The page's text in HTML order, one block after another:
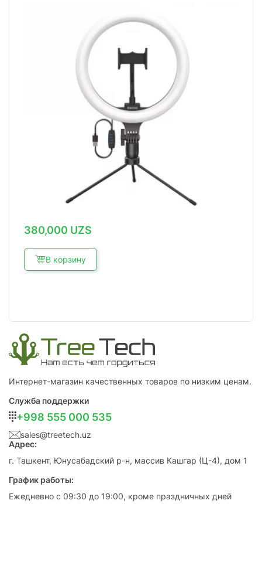
380,000 UZS
В корзину
Интернет-магазин качественных товаров по низким ценам.
Служба поддержки
+998 555 000 535
sales@treetech.uz
Адрес:
г. Ташкент, Юнусабадский р-н, массив Кашгар (Ц-4), дом 1
График работы:
Ежедневно с 09:30 до 19:00, кроме праздничных дней